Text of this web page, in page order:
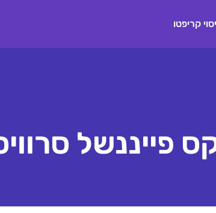
קריפטו
פייננשל